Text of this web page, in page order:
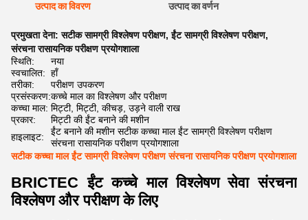
उत्पाद का विवरण उत्पाद का वर्णन
प्रमुखता देना:सटीक सामग्री विश्लेषण परीक्षण,ईंट सामग्री विश्लेषण परीक्षण,
संरचना रासायनिक परीक्षण प्रयोगशाला
स्थिति:
नया
स्वचालित: हाँ
तरीका:
परीक्षण उपकरण
प्रसंस्करण:कच्चे माल का विश्लेषण और परीक्षण
कच्चा माल: मिट्टी, मिट्टी, कीचड़, उड़ने वाली राख
प्रकार:
मिट्टी की ईंट बनाने की मशीन
हाइलाइट:
ईंट बनाने की मशीन सटीक कच्चा माल ईंट सामग्री विश्लेषण परीक्षण
संरचना रासायनिक परीक्षण प्रयोगशाला
सटीक कच्चा माल ईंट सामग्री विश्लेषण परीक्षण संरचना रासायनिक परीक्षण प्रयोगशाला
BRICTEC ईंट कच्चे माल विश्लेषण सेवा संरचना
विश्लेषण और परीक्षण के लिए